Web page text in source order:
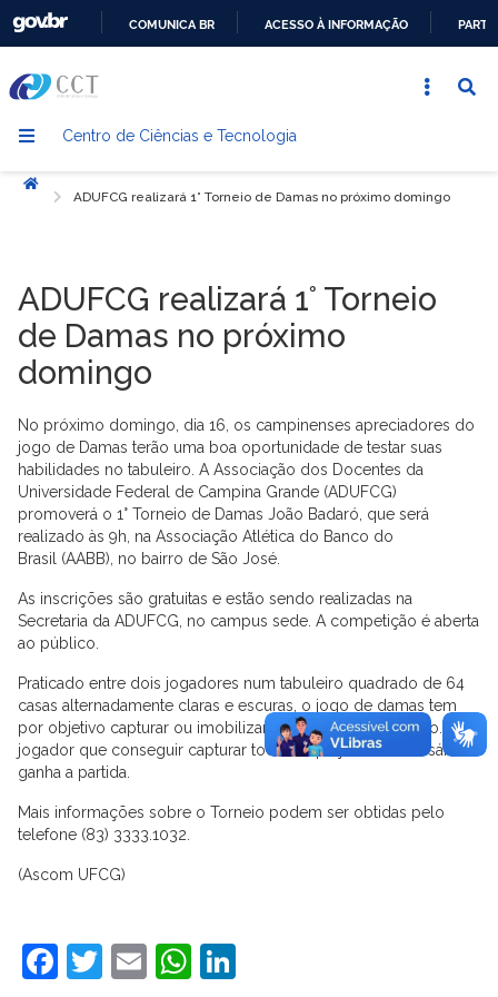
CONTEÚDO
COMUNICA BR ACESSO À INFORMAÇÃO
Centro de Ciências e Tecnologia
Início
ADUFCG realizará 1° Torneio de Damas no próximo domingo
ADUFCG realizará 1° Torneio
de Damas no próximo
domingo
No próximo domingo, dia 16, os campinenses apreciadores do
jogo de Damas terão uma boa oportunidade de testar suas
habilidades no tabuleiro. A Associação dos Docentes da
Universidade Federal de Campina Grande (ADUFCG)
promoverá o 1° Torneio de Damas João Badaró, que será
realizado às 9h, na Associação Atlética do Banco do
Brasil (AABB), no bairro de São José.
As inscrições são gratuitas e estão sendo realizadas na
Secretaria da ADUFCG, no campus sede. A competição é aberta
ao público.
Praticado entre dois jogadores num tabuleiro quadrado de 64
casas alternadamente claras e escuras, o jogo de damas tem
por objetivo capturar ou imobilizar as peças do adversário. O
jogador que conseguir capturar todas as peças do adversário
ganha a partida.
Mais informações sobre o Torneio podem ser obtidas pelo
telefone (83) 3333.1032.
(Ascom UFCG)
Facebook
Twitter
EmailWhatsApp